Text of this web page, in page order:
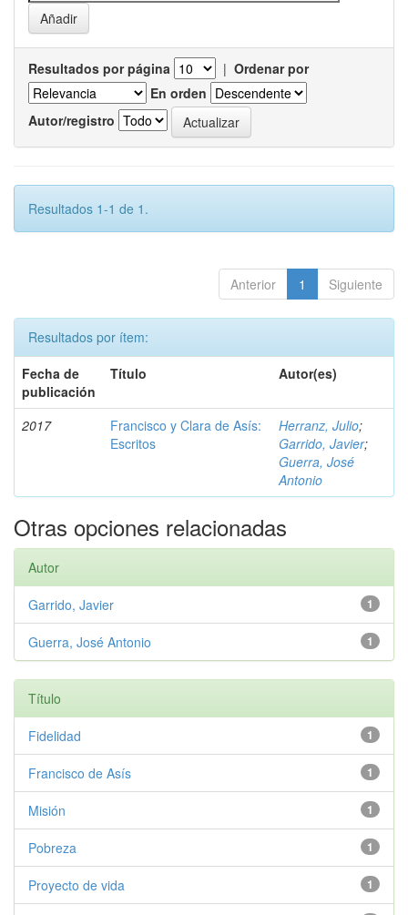
Resultados por página | Ordenar por
En orden
Autor/registro
Resultados 1-1 de 1.
Anterior 1 Siguiente
Resultados por ítem:
Fecha de
publicación
Título Autor(es)
2017
Francisco y Clara de Asís:
Escritos
Herranz, Julio;
Garrido, Javier;
Guerra, José
Antonio
Otras opciones relacionadas
Autor
1
Garrido, Javier
1
Guerra, José Antonio
Título
1
Fidelidad
1
Francisco de Asís
1
Misión
1
Pobreza
1
Proyecto de vida